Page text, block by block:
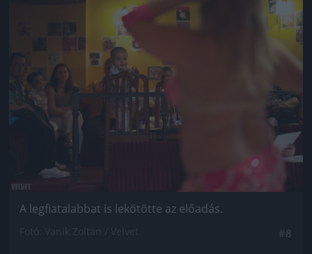
Jön még kép!
A legfiatalabbat is lekötötte az előadás.